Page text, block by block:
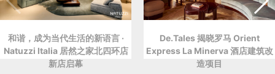
和谐，成为当代生活的新语言 ·
Natuzzi Italia 居然之家北四环店
新店启幕
De.Tales 揭晓罗马 Orient
Express La Minerva 酒店建筑改
造项目